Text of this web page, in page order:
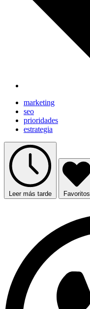
marketing
seo
prioridades
estrategia
Leer más tarde Favoritos